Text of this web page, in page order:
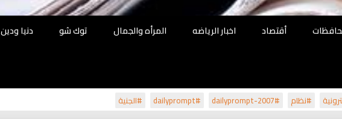
الحلم
أقتصاد اخبار الرياضه المرأه والجمال توك شو دنيا ودين
#نظام #dailyprompt-2007
#dailyprompt #الجنية